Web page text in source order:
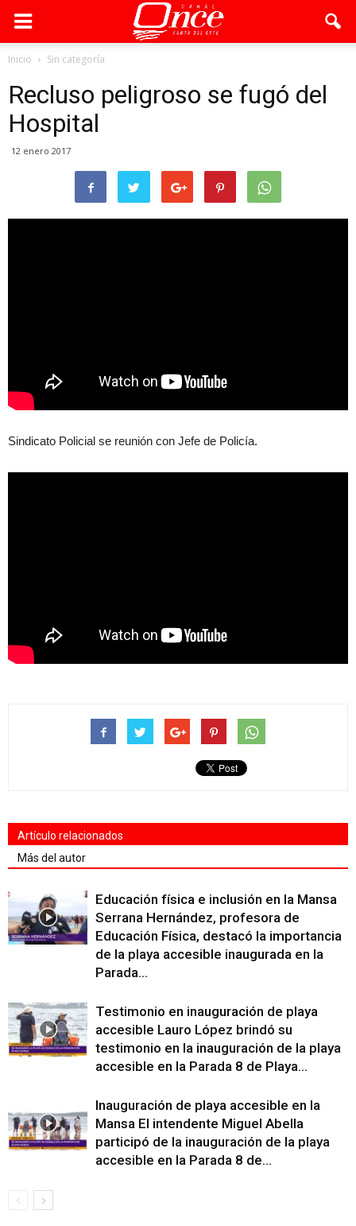
Inicio Sin categoría
Recluso peligroso se fugó del
Hospital
12 enero 2017
Sindicato Policial se reunión con Jefe de Policía.
Artículo relacionados
Más del autor
Educación física e inclusión en la Mansa
Serrana Hernández, profesora de
Educación Física, destacó la importancia
de la playa accesible inaugurada en la
Parada...
Testimonio en inauguración de playa
accesible Lauro López brindó su
testimonio en la inauguración de la playa
accesible en la Parada 8 de Playa...
Inauguración de playa accesible en la
Mansa El intendente Miguel Abella
participó de la inauguración de la playa
accesible en la Parada 8 de...